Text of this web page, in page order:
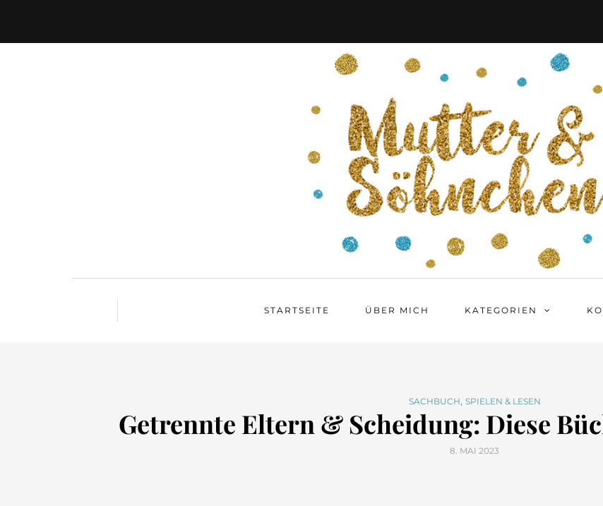
STARTSEITE ÜBER MICH KATEGORIEN
SACHBUCH, SPIELEN & LESEN
Getrennte Eltern & Scheidung: Diese
8. MAI 2023